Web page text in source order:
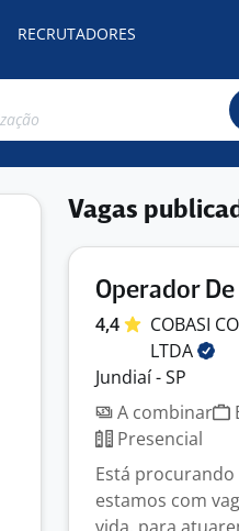
RECRUTADORES
Vagas
Operador
4,4
COBASI
LTDA
Jundiaí - SP
A combinar
Presencial
Está
estamos com